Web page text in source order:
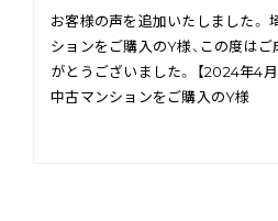
お客様の声を追加いたしました。
ションをご購入のY様、この度は
がとうございました。 【2024年4
中古マンションをご購入のY様